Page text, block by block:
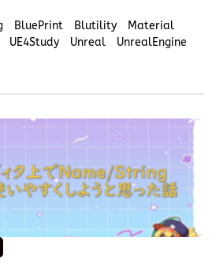
BluePrint Blutility
Material
UE4Study Unreal UnrealEngine